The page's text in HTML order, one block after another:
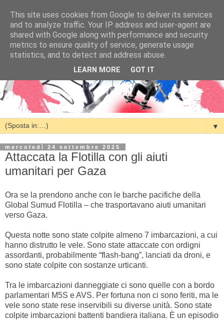
▼
mercoledì 24 settembre 2025
Attaccata la Flotilla con gli aiuti
umanitari per Gaza
Ora se la prendono anche con le barche pacifiche della
Global Sumud Flotilla – che trasportavano aiuti umanitari
verso Gaza.
Questa notte sono state colpite almeno 7 imbarcazioni, a cui
hanno distrutto le vele. Sono state attaccate con ordigni
assordanti, probabilmente “flash-bang”, lanciati da droni, e
sono state colpite con sostanze urticanti.
Tra le imbarcazioni danneggiate ci sono quelle con a bordo
parlamentari M5S e AVS. Per fortuna non ci sono feriti, ma le
vele sono state rese inservibili su diverse unità. Sono state
colpite imbarcazioni battenti bandiera italiana. È un episodio
This site uses cookies from Google to deliver its services
and to analyze traffic. Your IP address and user-agent are
shared with Google along with performance and security
metrics to ensure quality of service, generate usage
statistics, and to detect and address abuse.
LEARN MORE GOT IT